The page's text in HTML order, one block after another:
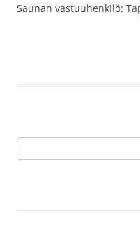
Saunan vastuuhenkilö: